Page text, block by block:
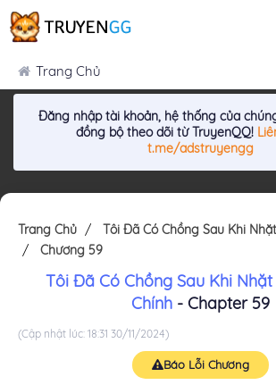
Trang Chủ
Đăng nhập tài khoản, hệ thống của
đồng bộ theo dõi từ TruyenQQ!
t.me/adstruyengg
Trang Chủ
Tôi Đã Có Chồng Sau Khi
Chương 59
Tôi Đã Có Chồng Sau Khi
Chính- Chapter 59
(Cập nhật lúc: 18:31 30/11/2024)
Báo Lỗi Chương